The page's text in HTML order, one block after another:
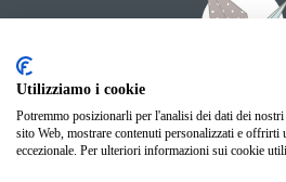
Giochi
Neonato
Utilizziamo i cookie
Potremmo posizionarli per l'analisi dei dati dei
sito Web, mostrare contenuti personalizzati e offrirti
eccezionale. Per ulteriori informazioni sui cookie